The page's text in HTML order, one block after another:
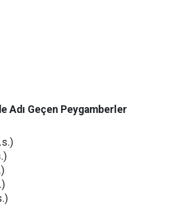
Adı Geçen Peygamberler